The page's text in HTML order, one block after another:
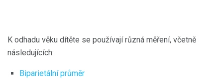
K odhadu věku dítěte se používají různá měření, včetně
následujících:
Biparietální průměr